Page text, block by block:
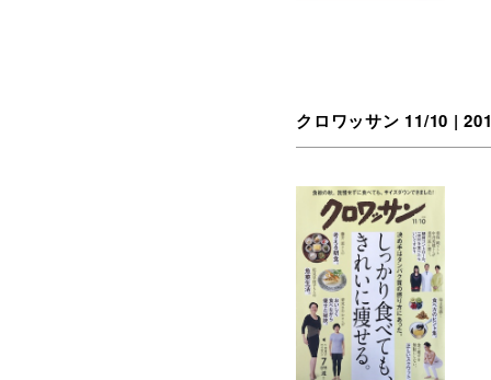
クロワッサン 11/10 |